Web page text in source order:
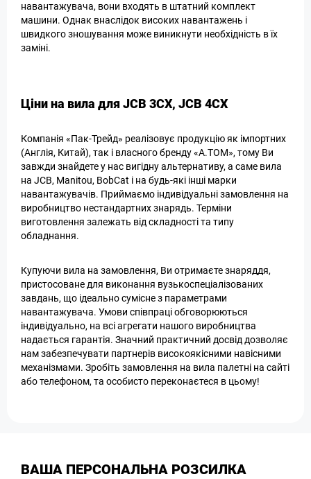
навантажувача, вони входять в штатний комплект
машини. Однак внаслідок високих навантажень і
швидкого зношування може виникнути необхідність в їх
заміні.
Ціни на вила для JCB 3CX, JCB 4CX
Компанія «Пак-Трейд» реалізовує продукцію як імпортних
(Англія, Китай), так і власного бренду «А.ТОМ», тому Ви
завжди знайдете у нас вигідну альтернативу, а саме вила
на JCB, Manitou, BobCat і на будь-які інші марки
навантажувачів. Приймаємо індивідуальні замовлення на
виробництво нестандартних знарядь. Терміни
виготовлення залежать від складності та типу
обладнання.
Купуючи вила на замовлення, Ви отримаєте знаряддя,
пристосоване для виконання вузькоспеціалізованих
завдань, що ідеально сумісне з параметрами
навантажувача. Умови співпраці обговорюються
індивідуально, на всі агрегати нашого виробництва
надається гарантія. Значний практичний досвід дозволяє
нам забезпечувати партнерів високоякісними навісними
механізмами. Зробіть замовлення на вила палетні на сайті
або телефоном, та особисто переконаєтеся в цьому!
ВАША ПЕРСОНАЛЬНА РОЗСИЛКА